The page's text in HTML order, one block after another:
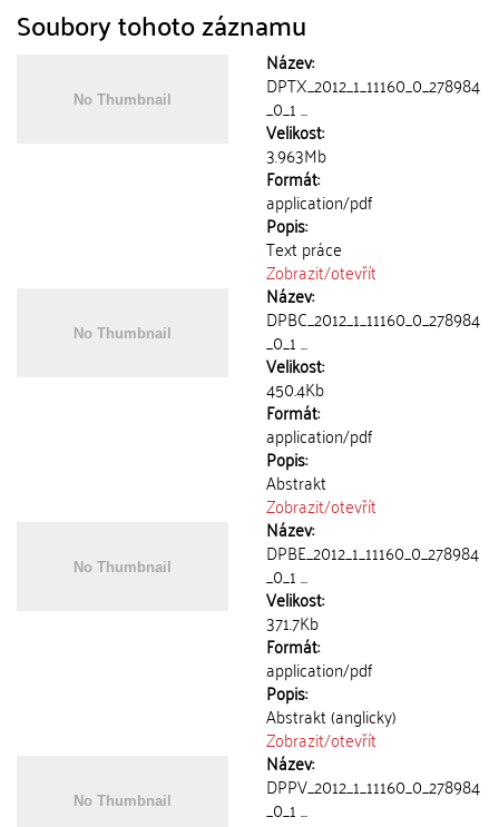
Soubory tohoto záznamu
Název:
DPTX_2012_1_11160_0_278984
_0_1 ...
Velikost:
3.963Mb
Formát:
application/pdf
Popis:
Text práce
Zobrazit/otevřít
Název:
DPBC_2012_1_11160_0_278984
_0_1 ...
Velikost:
450.4Kb
Formát:
application/pdf
Popis:
Abstrakt
Zobrazit/otevřít
Název:
DPBE_2012_1_11160_0_278984
_0_1 ...
Velikost:
371.7Kb
Formát:
application/pdf
Popis:
Abstrakt (anglicky)
Zobrazit/otevřít
Název:
DPPV_2012_1_11160_0_278984
_0_1 ...